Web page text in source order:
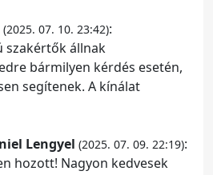
(2025. 07. 10. 23:42):
szakértők állnak
bármilyen kérdés esetén,
segítenek. A kínálat
Lengyel (2025. 07. 09. 22:19):
hozott! Nagyon kedvesek